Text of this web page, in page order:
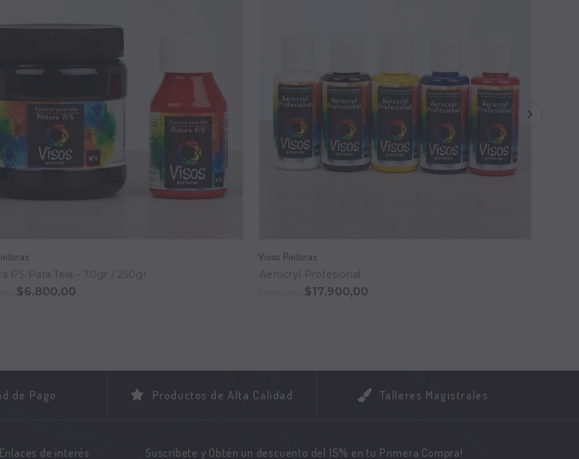
PS Para Tela - 70gr / 250gr
$6.800,00
Visos Pinturas
Aerocryl Profesional
$17.900,00
de Pago Productos de Alta Calidad Talleres Magistrales
Enlaces de interés Suscríbete y Obtén un descuento del 15% en tu Primera Compra!